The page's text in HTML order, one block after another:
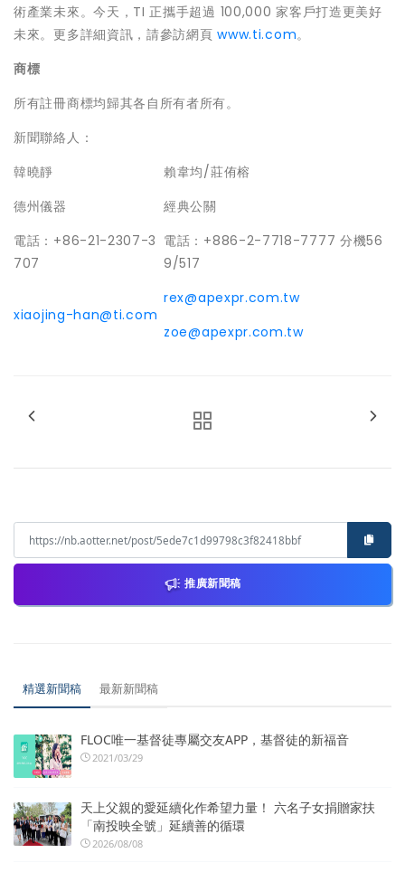
術產業未來。今天，TI 正攜手超過 100,000 家客戶打造更美好
未來。更多詳細資訊，請參訪網頁www.ti.com。
商標
所有註冊商標均歸其各自所有者所有。
新聞聯絡人：
韓曉靜
賴韋均/莊侑榕
德州儀器
經典公關
電話：+86-21-2307-3
707
電話：+886-2-7718-7777 分機56
9/517
xiaojing-han@ti.com
rex@apexpr.com.tw
zoe@apexpr.com.tw
推廣新聞稿
精選新聞稿 最新新聞稿
FLOC唯一基督徒專屬交友APP，基督徒的新福音
2021/03/29
天上父親的愛延續化作希望力量！ 六名子女捐贈家扶
「南投映全號」延續善的循環
2026/08/08